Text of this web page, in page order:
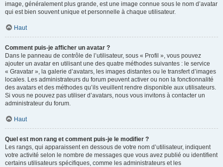
image, généralement plus grande, est une image connue sous le nom d’avatar
qui est bien souvent unique et personnelle à chaque utilisateur.
Haut
Comment puis-je afficher un avatar ?
Dans le panneau de contrôle de l’utilisateur, sous « Profil », vous pouvez
ajouter un avatar en utilisant une des quatre méthodes suivantes : le service
« Gravatar », la galerie d’avatars, les images distantes ou le transfert d’images
locales. Les administrateurs du forum peuvent activer ou non la fonctionnalité
des avatars et des méthodes qu’ils veuillent rendre disponible aux utilisateurs.
Si vous ne pouvez pas utiliser d’avatars, nous vous invitons à contacter un
administrateur du forum.
Haut
Quel est mon rang et comment puis-je le modifier ?
Les rangs, qui apparaissent en dessous de votre nom d’utilisateur, indiquent
votre activité selon le nombre de messages que vous avez publié ou identifient
certains utilisateurs spécifiques, comme les administrateurs et les